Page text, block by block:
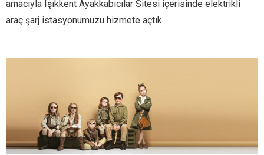
amacıyla Işıkkent Ayakkabıcılar Sitesi içerisinde elektrikli
araç şarj istasyonumuzu hizmete açtık.